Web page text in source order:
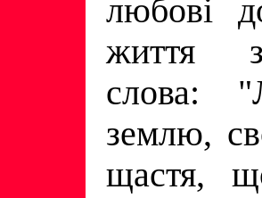
любовi
життя
слова:
землю,
щастя,